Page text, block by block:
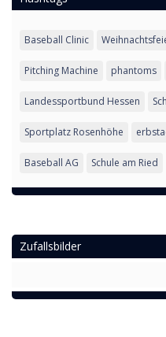
Baseball Clinic
Pitching Machine phantoms
Landessportbund Hessen
Sportplatz Rosenhöhe
Baseball AG Schule am Ried
Zufallsbilder